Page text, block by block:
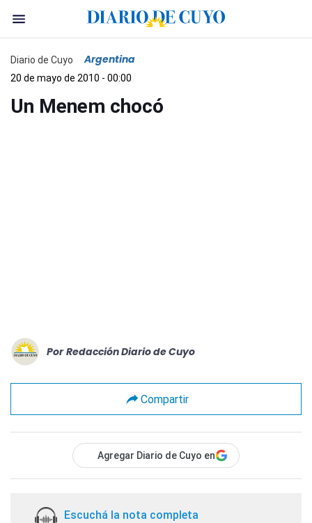
Diario de Cuyo Argentina
20 de mayo de 2010 - 00:00
Un Menem chocó
Por Redacción Diario de Cuyo
Compartir
Agregar Diario de Cuyo en
Escuchá la nota completa